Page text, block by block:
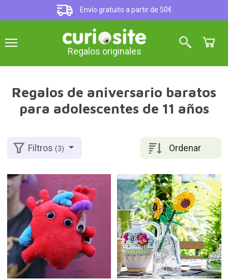
Envío gratuito a partir de 50€
Regalos originales
Regalos de aniversario baratos
para adolescentes de 11 años
Ordenar
Filtros(3)